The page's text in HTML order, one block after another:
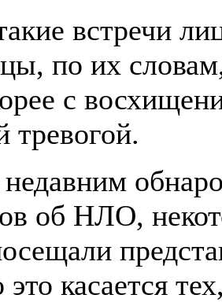
встречи
по их
с
тревогой.
об НЛО,
касается